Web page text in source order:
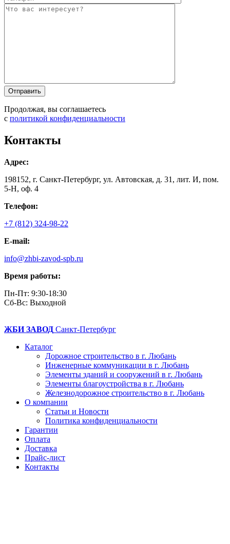
Продолжая, вы соглашаетесь
с политикой конфиденциальности
Контакты
Адрес:
198152, г. Санкт-Петербург, ул. Автовская, д. 31, лит. И, пом.
5-Н, оф. 4
Телефон:
+7 (812) 324-98-22
E-mail:
info@zhbi-zavod-spb.ru
Время работы:
Пн-Пт: 9:30-18:30
Cб-Вс: Выходной
ЖБИ ЗАВОД Санкт-Петербург
Каталог
Дорожное строительство в г. Любань
Инженерные коммуникации в г. Любань
Элементы зданий и сооружений в г. Любань
Элементы благоустройства в г. Любань
Железнодорожное строительство в г. Любань
О компании
Статьи и Новости
Политика конфиденциальности
Гарантии
Оплата
Доставка
Прайс-лист
Контакты